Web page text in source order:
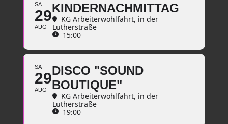
SA
29
AUG
KINDERNACHMITTAG
KG Arbeiterwohlfahrt, in der
Lutherstraße
15:00
SA
29
AUG
DISCO "SOUND
BOUTIQUE"
KG Arbeiterwohlfahrt, in der
Lutherstraße
19:00